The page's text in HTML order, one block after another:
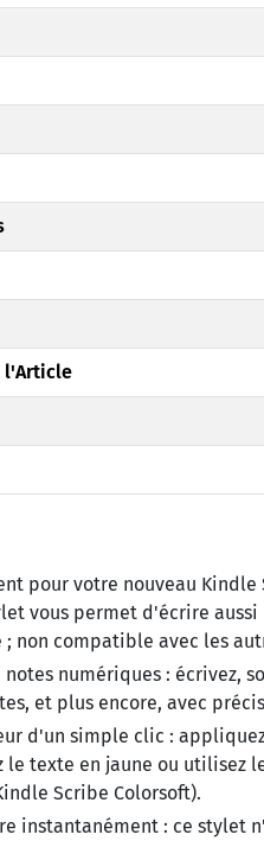
l'Article
pour votre nouveau Kindle
vous permet d'écrire
; non compatible avec les
numériques : écrivez,
et plus encore, avec
d'un simple clic :
le texte en jaune ou utilisez
Scribe Colorsoft).
instantanément : ce stylet